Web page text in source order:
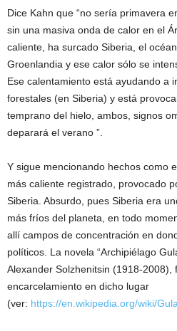
Dice Kahn que “no sería primavera
sin una masiva onda de calor en el
caliente, ha surcado Siberia, el
Groenlandia y ese calor sólo se
Ese calentamiento está ayudando a
forestales (en Siberia) y está
temprano del hielo, ambos, signos
deparará el verano ”.
Y sigue mencionando hechos como
más caliente registrado, provocado
Siberia. Absurdo, pues Siberia era
más fríos del planeta, en todo
allí campos de concentración en
políticos. La novela “Archipiélago
Alexander Solzhenitsin (1918-
encarcelamiento en dicho lugar
(ver: https://en.wikipedia.org/wiki/